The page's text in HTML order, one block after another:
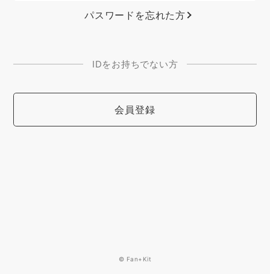
パスワードを忘れた方
IDをお持ちでない方
会員登録
© Fan+Kit